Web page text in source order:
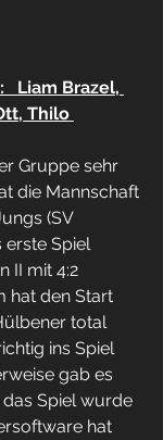
Liam Brazel,
Thilo
Gruppe sehr
die Mannschaft
(SV
erste Spiel
II mit 4:2
hat den Start
total
ins Spiel
gab es
Spiel wurde
hat